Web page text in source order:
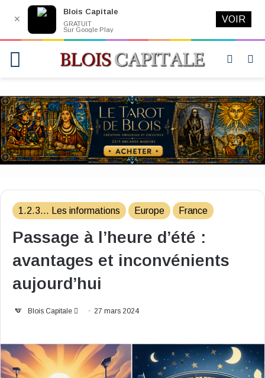
Switch
1.2.3... Les informations Europe France
Passage à l’heure d’été :
avantages et inconvénients
aujourd’hui
Blois Capitale
Envoyer27 mars 2024
✕
Blois Capitale
GRATUIT
Sur Google Play
VOIR